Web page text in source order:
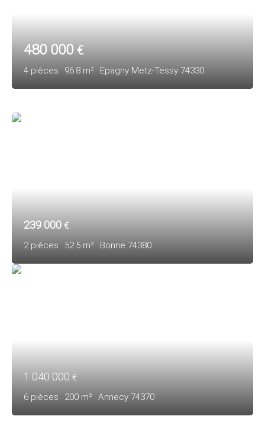
480 000€
4 pièces 96.8 m² Epagny Metz-Tessy 74330
239 000 €
2 pièces 52.5 m² Bonne 74380
1 040 000 €
6 pièces 200 m² Annecy 74370